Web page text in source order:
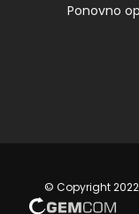
Ponovno
© Copyright